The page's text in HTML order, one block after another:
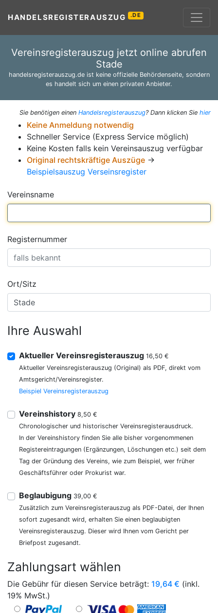
HANDELSREGISTERAUSZUG .DE
Vereinsregisterauszug jetzt online abrufen
Stade
handelsregisterauszug.de ist keine offizielle Behördenseite, sondern
es handelt sich um einen privaten Anbieter.
Sie benötigen einen Handelsregisterauszug? Dann klicken Sie hier
Keine Anmeldung notwendig
Schneller Service (Express Service möglich)
Keine Kosten falls kein Vereinsauszug verfügbar
Original rechtskräftige Auszüge →
Beispielsauszug Verseinsregister
Vereinsname
Registernummer
Ort/Sitz
Ihre Auswahl
Aktueller Vereinsregisterauszug 16,50 €
Aktueller Vereinsregisterauszug (Original) als PDF, direkt vom
Amtsgericht/Vereinsregister.
Beispiel Vereinsregisterauszug
Vereinshistory 8,50 €
Chronologischer und historischer Vereinsregisterausdruck.
In der Vereinshistory finden Sie alle bisher vorgenommenen
Registereintragungen (Ergänzungen, Löschungen etc.) seit dem
Tag der Gründung des Vereins, wie zum Beispiel, wer früher
Geschäftsführer oder Prokurist war.
Beglaubigung 39,00 €
Zusätzlich zum Vereinsregisterauszug als PDF-Datei, der Ihnen
sofort zugesandt wird, erhalten Sie einen beglaubigten
Vereinsregisterauszug. Dieser wird Ihnen vom Gericht per
Briefpost zugesandt.
Zahlungsart wählen
Die Gebühr für diesen Service beträgt: 19,64 € (inkl.
19% MwSt.)